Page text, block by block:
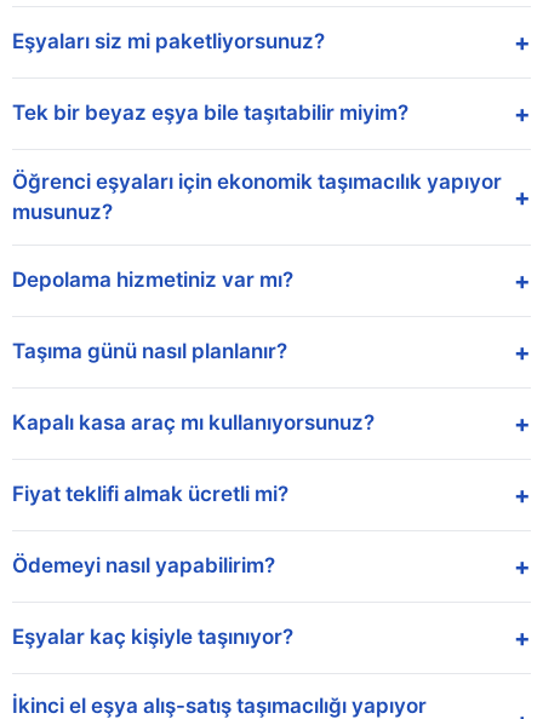
Eşyaları siz mi paketliyorsunuz? +
Tek bir beyaz eşya bile taşıtabilir miyim? +
Öğrenci eşyaları için ekonomik taşımacılık yapıyor
musunuz?
+
Depolama hizmetiniz var mı? +
Taşıma günü nasıl planlanır? +
Kapalı kasa araç mı kullanıyorsunuz? +
Fiyat teklifi almak ücretli mi? +
Ödemeyi nasıl yapabilirim? +
Eşyalar kaç kişiyle taşınıyor? +
İkinci el eşya alış-satış taşımacılığı yapıyor